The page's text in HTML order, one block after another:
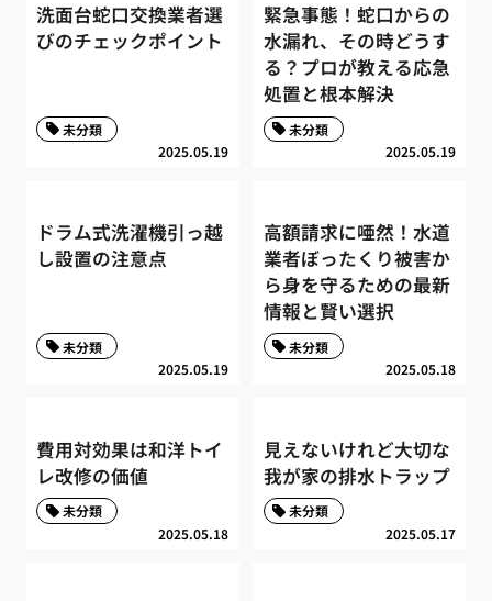
洗面台蛇口交換業者選
びのチェックポイント
2025.05.19
未分類
緊急事態！蛇口からの
水漏れ、その時どうす
る？プロが教える応急
処置と根本解決
2025.05.19
未分類
ドラム式洗濯機引っ越
し設置の注意点
2025.05.19
未分類
高額請求に唖然！水道
業者ぼったくり被害か
ら身を守るための最新
情報と賢い選択
2025.05.18
未分類
費用対効果は和洋トイ
レ改修の価値
2025.05.18
未分類
見えないけれど大切な
我が家の排水トラップ
2025.05.17
未分類